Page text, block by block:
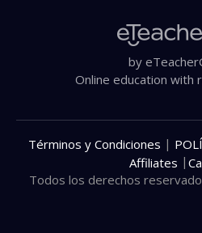
by
Online education with
Todos los derechos
Términos y Condiciones |
Affiliates |